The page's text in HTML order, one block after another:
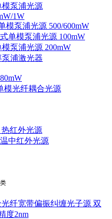
模泵浦光源
1W
模泵浦光源 500/600mW
单模泵浦光源 100mW
泵浦光源 200mW
浦激光器
模光纤耦合光源
热红外光源
中红外光源
光纤宽带偏振纠缠光子源 双
度2nm